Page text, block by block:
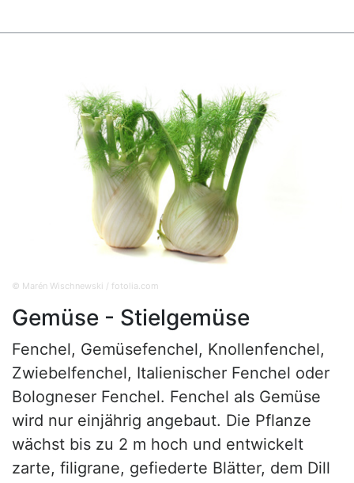
© Marén Wischnewski / fotolia.com
Gemüse - Stielgemüse
Fenchel, Gemüsefenchel, Knollenfenchel,
Zwiebelfenchel, Italienischer Fenchel oder
Bologneser Fenchel. Fenchel als Gemüse
wird nur einjährig angebaut. Die Pflanze
wächst bis zu 2 m hoch und entwickelt
zarte, filigrane, gefiederte Blätter, dem Dill